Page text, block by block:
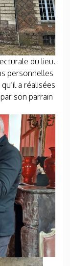
du lieu.
personnelles
a réalisées
son parrain